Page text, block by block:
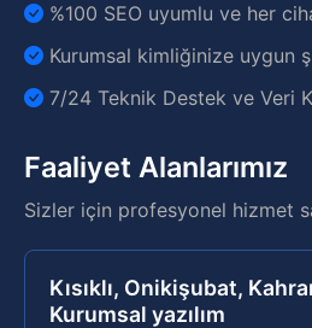
%100 SEO uyumlu ve her
Kurumsal kimliğinize uygun
7/24 Teknik Destek ve Veri
Faaliyet Alanlarımız
Sizler için profesyonel hizmet
Kısıklı, Onikişubat,
Kurumsal yazılım